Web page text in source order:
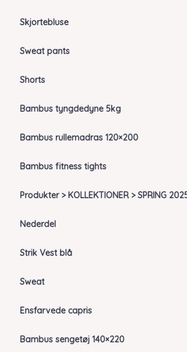
Skjortebluse
Sweat pants
Shorts
Bambus tyngdedyne 5kg
Bambus rullemadras 120×200
Bambus fitness tights
Produkter > KOLLEKTIONER > SPRING
Nederdel
Strik Vest blå
Sweat
Ensfarvede capris
Bambus sengetøj 140×220